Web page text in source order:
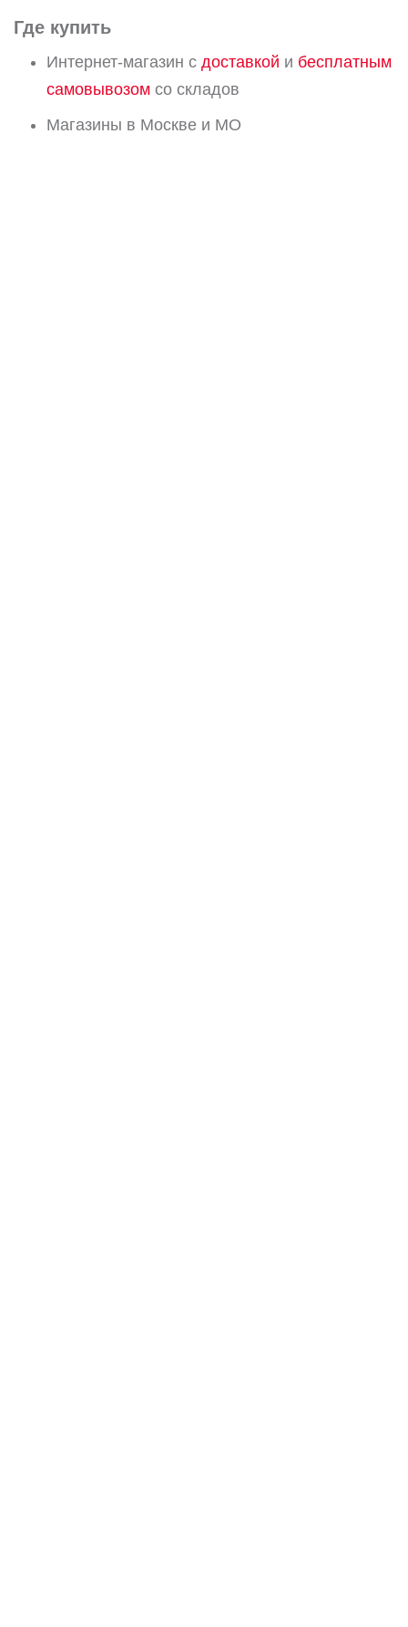
Где купить
Интернет-магазин с доставкой и бесплатным
самовывозом со складов
Магазины в Москве и МО